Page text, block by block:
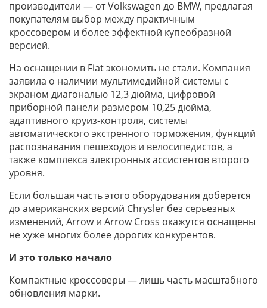
производители — от Volkswagen до BMW, предлагая
покупателям выбор между практичным
кроссовером и более эффектной купеобразной
версией.
На оснащении в Fiat экономить не стали. Компания
заявила о наличии мультимедийной системы с
экраном диагональю 12,3 дюйма, цифровой
приборной панели размером 10,25 дюйма,
адаптивного круиз-контроля, системы
автоматического экстренного торможения, функций
распознавания пешеходов и велосипедистов, а
также комплекса электронных ассистентов второго
уровня.
Если большая часть этого оборудования доберется
до американских версий Chrysler без серьезных
изменений, Arrow и Arrow Cross окажутся оснащены
не хуже многих более дорогих конкурентов.
И это только начало
Компактные кроссоверы — лишь часть масштабного
обновления марки.